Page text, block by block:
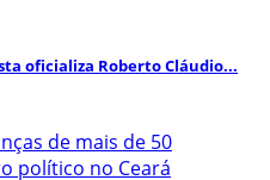
oficializa Roberto Cláudio...